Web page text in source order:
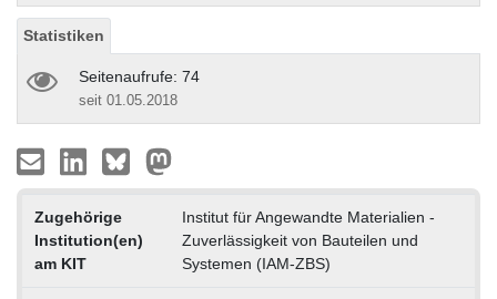
Statistiken
Seitenaufrufe: 74
seit 01.05.2018
Zugehörige
Institution(en)
am KIT
Institut für Angewandte Materialien -
Zuverlässigkeit von Bauteilen und
Systemen (IAM-ZBS)